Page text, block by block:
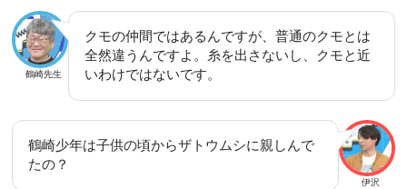
鶴崎先生
クモの仲間ではあるんですが、普通のクモとは
全然違うんですよ。糸を出さないし、クモと近
いわけではないです。
伊沢
鶴崎少年は子供の頃からザトウムシに親しんで
たの？